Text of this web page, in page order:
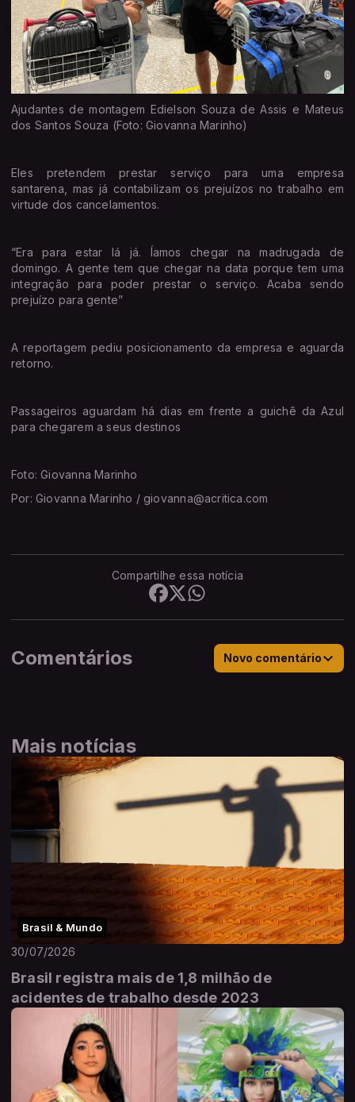
Ajudantes de montagem Edielson Souza de Assis e Mateus
dos Santos Souza (Foto: Giovanna Marinho)
Eles pretendem prestar serviço para uma empresa
santarena, mas já contabilizam os prejuízos no trabalho em
virtude dos cancelamentos.
“Era para estar lá já. Íamos chegar na madrugada de
domingo. A gente tem que chegar na data porque tem uma
integração para poder prestar o serviço. Acaba sendo
prejuízo para gente”
A reportagem pediu posicionamento da empresa e aguarda
retorno.
Passageiros aguardam há dias em frente a guichê da Azul
para chegarem a seus destinos
Foto: Giovanna Marinho
Por: Giovanna Marinho / giovanna@acritica.com
Compartilhe essa notícia
Comentários Novo comentário
Mais notícias
Brasil & Mundo
30/07/2026
Brasil registra mais de 1,8 milhão de
acidentes de trabalho desde 2023